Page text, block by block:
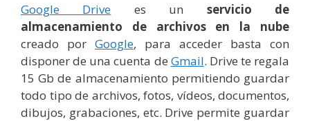
Google Drive es un servicio de
almacenamiento de archivos en la nube
creado por Google, para acceder basta con
disponer de una cuenta de Gmail. Drive te regala
15 Gb de almacenamiento permitiendo guardar
todo tipo de archivos, fotos, vídeos, documentos,
dibujos, grabaciones, etc. Drive permite guardar